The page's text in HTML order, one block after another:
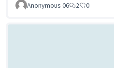
Anonymous 06
2 0